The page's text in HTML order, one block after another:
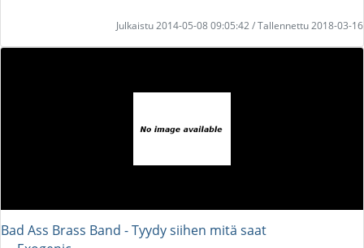
Julkaistu 2014-05-08 09:05:42 / Tallennettu 2018-03-16
Bad Ass Brass Band - Tyydy siihen mitä saat